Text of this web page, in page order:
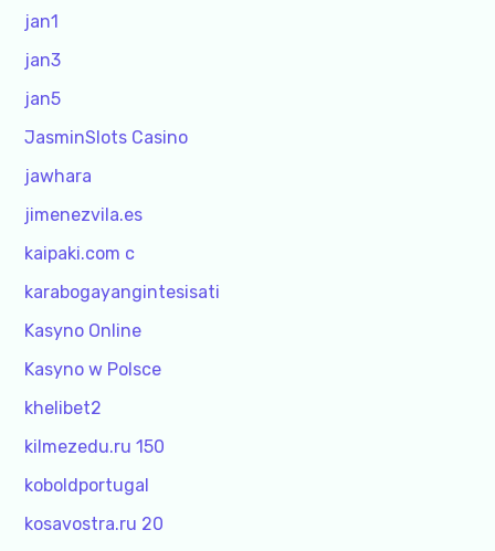
jan1
jan3
jan5
JasminSlots Casino
jawhara
jimenezvila.es
kaipaki.com c
karabogayangintesisati
Kasyno Online
Kasyno w Polsce
khelibet2
kilmezedu.ru 150
koboldportugal
kosavostra.ru 20